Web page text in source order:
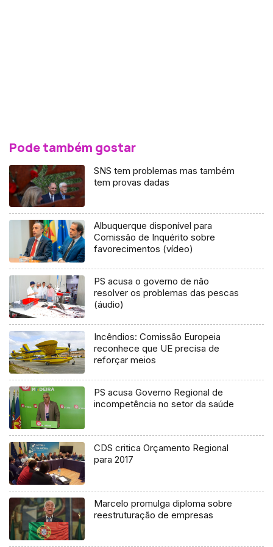
Pode também gostar
SNS tem problemas mas também
tem provas dadas
Albuquerque disponível para
Comissão de Inquérito sobre
favorecimentos (vídeo)
PS acusa o governo de não
resolver os problemas das pescas
(áudio)
Incêndios: Comissão Europeia
reconhece que UE precisa de
reforçar meios
PS acusa Governo Regional de
incompetência no setor da saúde
CDS critica Orçamento Regional
para 2017
Marcelo promulga diploma sobre
reestruturação de empresas